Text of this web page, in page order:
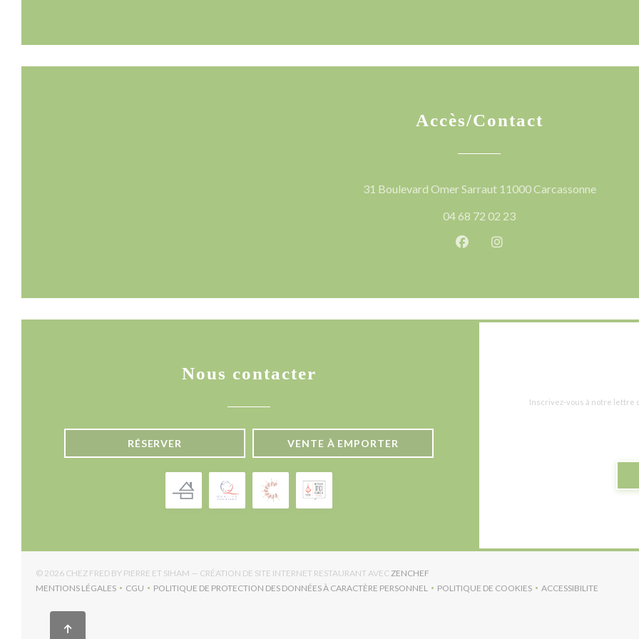
Accès/Contact
31 Boulevard Omer Sarraut 11000 Carcassonne((ouvre
04 68 72 02 23
Facebook ((ouvre une nouvelle
Instagram ((ouvre une
Nous contacter
RÉSERVER VENTE À EMPORTER
Inscrivez-vous à notre lettre
© 2026 CHEZ FRED BY PIERRE ET SIHAM — CRÉATION DE SITE INTERNET RESTAURANT AVEC ZENCHEF
MENTIONS LÉGALES
((OUVRE UNE NOUVELLE FENÊTRE))
CGU
((OUVRE UNE NOUVELLE FENÊTRE))
POLITIQUE DE PROTECTION DES DONNÉES À CARACTÈRE PERSONNEL
((OUVRE UNE NOUVELLE FENÊTRE))
POLITIQUE DE COOKIES
((OUVRE UNE NOUVELLE FENÊTRE))
ACCESSIBILITE
((OUVRE UNE